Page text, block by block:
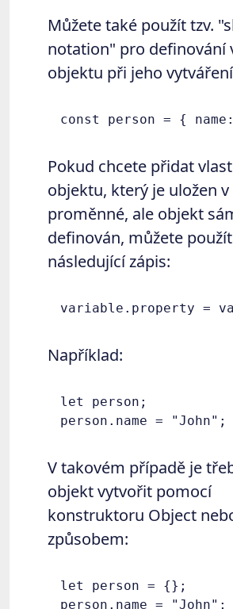
Můžete také použít tzv.
notation" pro definování
objektu při jeho
Pokud chcete přidat
objektu, který je uložen v
proměnné, ale objekt
definován, můžete použít
následující zápis:
Například:
let person;
V takovém případě je
objekt vytvořit pomocí
konstruktoru Object
způsobem:
let person = {};